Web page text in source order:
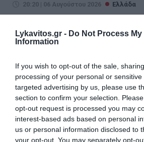
Lykavitos.gr - Do Not Process My
Information
If you wish to opt-out of the sale,
processing of your personal or
targeted advertising by us, please use
section to confirm your selection.
opt-out request is processed you may
interest-based ads based on personal
us or personal information disclosed to
your opt-out. You may separately opt-
20:20 | 06 Αυγούστου 2026 Ελλάδα